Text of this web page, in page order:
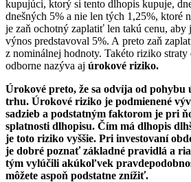
kupujúci, ktorý si tento dlhopis kupuje,
dnešných 5% a nie len tých 1,25%, ktoré
je zaň ochotný zaplatiť len takú cenu,
výnos predstavoval 5%. A preto zaň
z nominálnej hodnoty. Takéto riziko straty
odborne nazýva aj úrokové riziko.
Úrokové preto, že sa odvíja od pohybu
trhu. Úrokové riziko je podmienené
sadzieb a podstatným faktorom je pri
splatnosti dlhopisu. Čím má dlhopis
je toto riziko vyššie. Pri investovaní
je dobré poznať základné pravidlá a
tým vylúčili akúkoľvek
môžete aspoň podstatne znížiť.